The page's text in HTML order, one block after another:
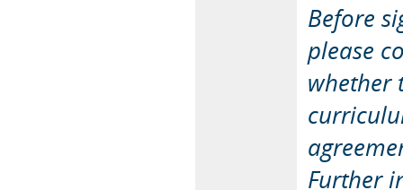
Before
please
whether
Further